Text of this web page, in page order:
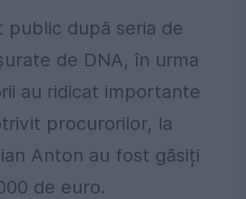
public după seria de
de DNA, în urma
au ridicat importante
procurorilor, la
Anton au fost găsiți
de euro.